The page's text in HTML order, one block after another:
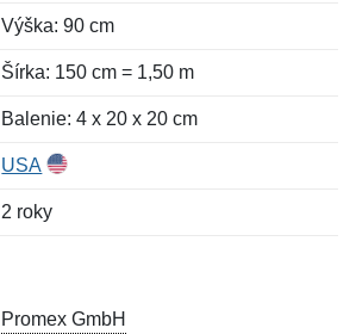
Výška: 90 cm
Šírka: 150 cm = 1,50 m
Balenie: 4 x 20 x 20 cm
USA
2 roky
Promex GmbH